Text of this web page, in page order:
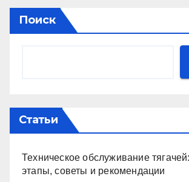
Поиск
Статьи
Техническое обслуживание
этапы, советы и рекомендации